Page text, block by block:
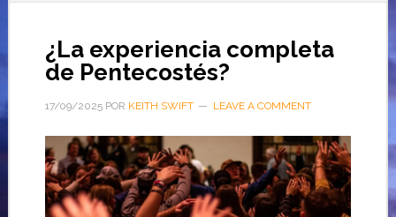
¿La experiencia completa
de Pentecostés?
17/09/2025POR KEITH SWIFT LEAVE A COMMENT